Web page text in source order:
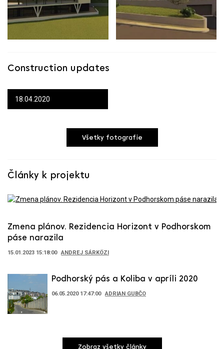
Construction updates
18.04.2020
Všetky fotografie
Články k projektu
Zmena plánov. Rezidencia Horizont v Podhorskom
páse narazila
15.01.2023 15:18:00 ANDREJ SÁRKÖZI
Podhorský pás a Koliba v apríli 2020
06.05.2020 17:47:00 ADRIAN GUBČO
Zobraz všetky články